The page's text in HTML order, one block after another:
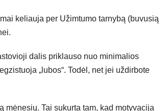
keliauja per Užimtumo tarnybą (buvusią
dalis priklauso nuo minimalios
„lubos“. Todėl, net jei uždirbote
Tai sukurta tam, kad motyvacija